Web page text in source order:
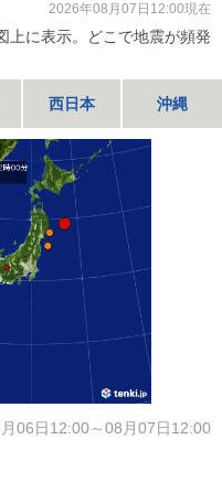
2026年08月07日12:00現在
上に表示。どこで地震が頻発
西日本 沖縄
06日12:00～08月07日12:00